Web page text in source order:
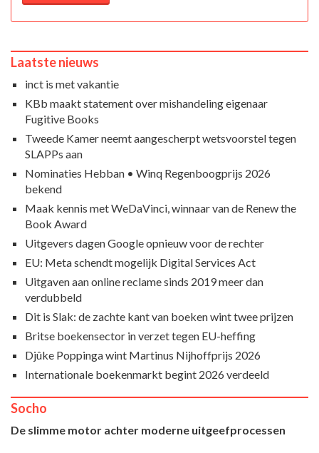
Laatste nieuws
inct is met vakantie
KBb maakt statement over mishandeling eigenaar
Fugitive Books
Tweede Kamer neemt aangescherpt wetsvoorstel tegen
SLAPPs aan
Nominaties Hebban • Winq Regenboogprijs 2026
bekend
Maak kennis met WeDaVinci, winnaar van de Renew the
Book Award
Uitgevers dagen Google opnieuw voor de rechter
EU: Meta schendt mogelijk Digital Services Act
Uitgaven aan online reclame sinds 2019 meer dan
verdubbeld
Dit is Slak: de zachte kant van boeken wint twee prijzen
Britse boekensector in verzet tegen EU-heffing
Djûke Poppinga wint Martinus Nijhoffprijs 2026
Internationale boekenmarkt begint 2026 verdeeld
Socho
De slimme motor achter moderne uitgeefprocessen